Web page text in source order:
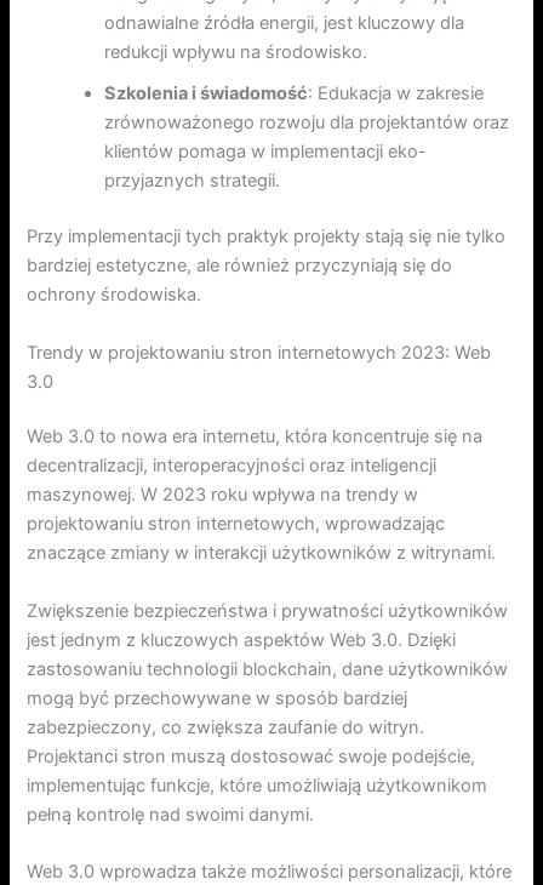
odnawialne źródła energii, jest kluczowy dla
redukcji wpływu na środowisko.
Szkolenia i świadomość: Edukacja w zakresie
zrównoważonego rozwoju dla projektantów oraz
klientów pomaga w implementacji eko-
przyjaznych strategii.
Przy implementacji tych praktyk projekty stają się nie tylko
bardziej estetyczne, ale również przyczyniają się do
ochrony środowiska.
Trendy w projektowaniu stron internetowych 2023: Web
3.0
Web 3.0 to nowa era internetu, która koncentruje się na
decentralizacji, interoperacyjności oraz inteligencji
maszynowej. W 2023 roku wpływa na trendy w
projektowaniu stron internetowych, wprowadzając
znaczące zmiany w interakcji użytkowników z witrynami.
Zwiększenie bezpieczeństwa i prywatności użytkowników
jest jednym z kluczowych aspektów Web 3.0. Dzięki
zastosowaniu technologii blockchain, dane użytkowników
mogą być przechowywane w sposób bardziej
zabezpieczony, co zwiększa zaufanie do witryn.
Projektanci stron muszą dostosować swoje podejście,
implementując funkcje, które umożliwiają użytkownikom
pełną kontrolę nad swoimi danymi.
Web 3.0 wprowadza także możliwości personalizacji, które